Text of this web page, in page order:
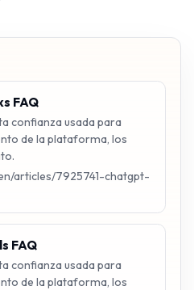
FAQ
confianza usada para
de la plataforma, los
articles/7925741-chatgpt-
FAQ
confianza usada para
de la plataforma, los